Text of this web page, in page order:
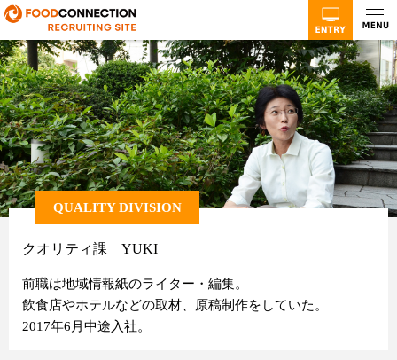
QUALITY DIVISION
クオリティ課 YUKI
前職は地域情報紙のライター・編集。
飲食店やホテルなどの取材、原稿制作をしていた。
2017年6月中途入社。